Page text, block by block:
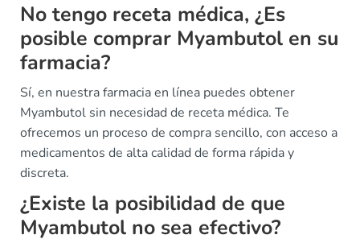
No tengo receta médica, ¿Es
posible comprar Myambutol en su
farmacia?
Sí, en nuestra farmacia en línea puedes obtener
Myambutol sin necesidad de receta médica. Te
ofrecemos un proceso de compra sencillo, con acceso a
medicamentos de alta calidad de forma rápida y
discreta.
¿Existe la posibilidad de que
Myambutol no sea efectivo?